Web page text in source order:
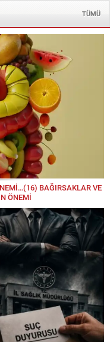
Tarihin Gölgesinde
Günümüze
YILMAZ “DAHA
ESİR!
Sorumluluğu: Ankara
TÜMÜ
BAĞIRSAKLAR VE
ÖNEMİ